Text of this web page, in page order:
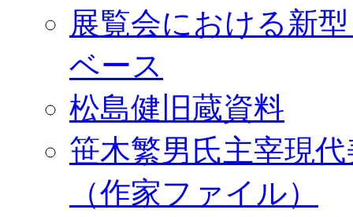
展覧会における新
ベース
松島健旧蔵資料
笹木繁男氏主宰現
（作家ファイル）